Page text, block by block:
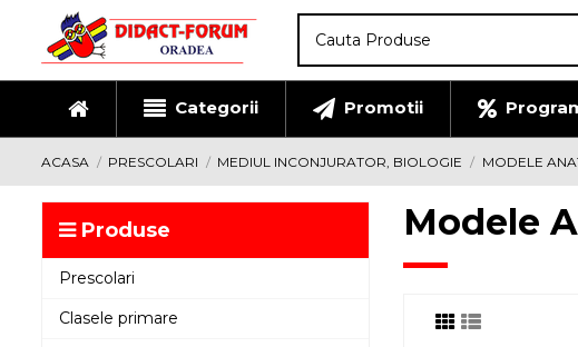
Categorii Promotii
ACASA PRESCOLARI MEDIUL INCONJURATOR, BIOLOGIE MODELE
Modele
Produse
Prescolari
Clasele primare